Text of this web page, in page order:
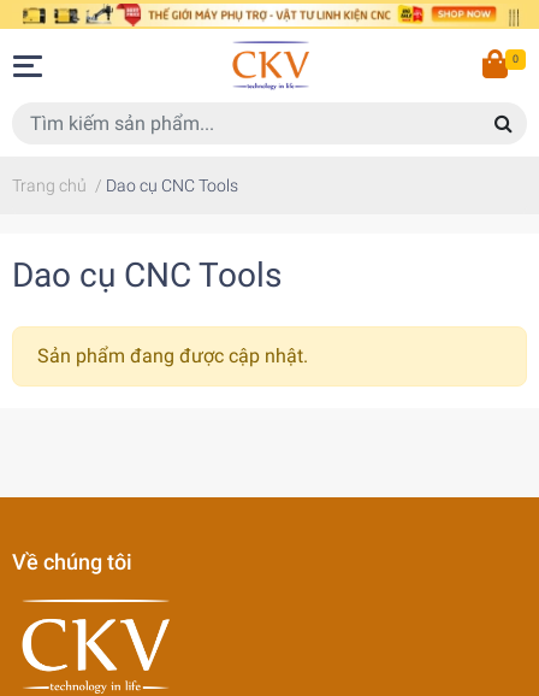
0
Trang chủ / Dao cụ CNC Tools
Dao cụ CNC Tools
Sản phẩm đang được cập nhật.
Về chúng tôi